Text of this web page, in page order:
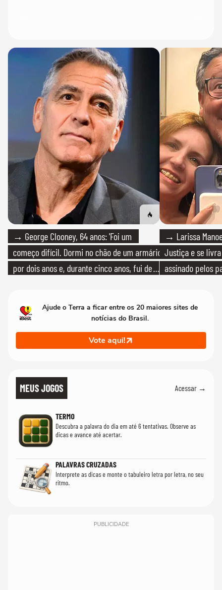
→ George Clooney, 64 anos: 'Foi um
começo difícil. Dormi no chão de um armário
por dois anos e, durante cinco anos, fui de
→ Larissa
Justiça e se
assinado pelos
Ajude o Terra a ficar entre os 20 maiores sites de
notícias do Brasil.
Vote aqui!
MEUS JOGOS Acessar →
TERMO
Descubra a palavra do dia em até 6 tentativas. Observe as
dicas e avance até acertar.
PALAVRAS CRUZADAS
Interprete as dicas e monte o tabuleiro letra por letra, no seu
ritmo.
PUBLICIDADE